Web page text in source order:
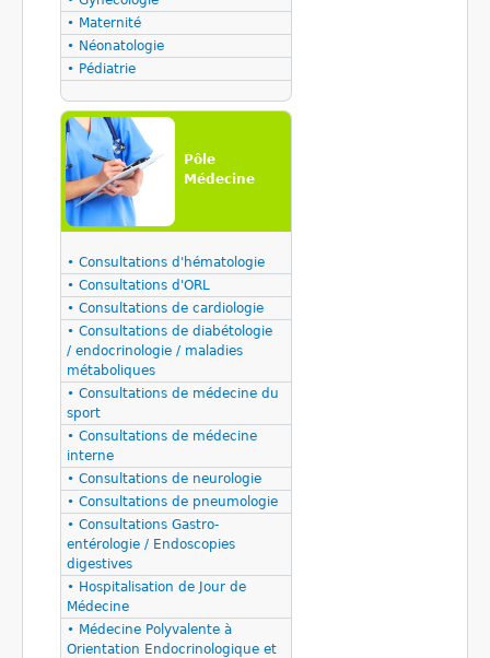
• Maternité
• Néonatologie
• Pédiatrie
Pôle
Médecine
• Consultations d'hématologie
• Consultations d'ORL
• Consultations de cardiologie
• Consultations de diabétologie
/ endocrinologie / maladies
métaboliques
• Consultations de médecine du
sport
• Consultations de médecine
interne
• Consultations de neurologie
• Consultations de pneumologie
• Consultations Gastro-
entérologie / Endoscopies
digestives
• Hospitalisation de Jour de
Médecine
• Médecine Polyvalente à
Orientation Endocrinologique et